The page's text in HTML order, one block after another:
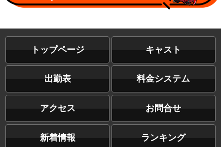
トップページ キャスト
出勤表 料金システム
アクセス お問合せ
新着情報 ランキング